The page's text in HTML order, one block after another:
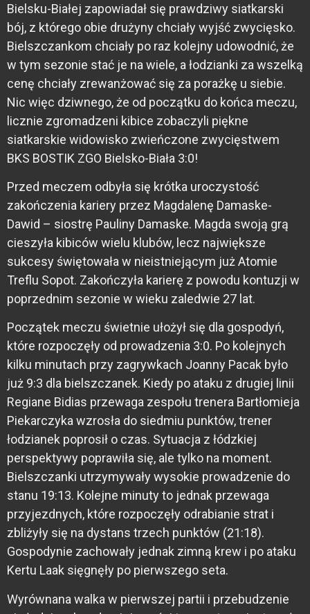
Bielsku-Białej zapowiadał się prawdziwy siatkarski
bój, z którego obie drużyny chciały wyjść zwycięsko.
Bielszczankom chciały po raz kolejny udowodnić, że
w tym sezonie stać je na wiele, a łodzianki za wszelką
cenę chciały zrewanżować się za porażkę u siebie.
Nic więc dziwnego, że od początku do końca meczu,
licznie zgromadzeni kibice zobaczyli piękne
siatkarskie widowisko zwieńczone zwycięstwem
BKS BOSTIK ZGO Bielsko-Biała 3:0!
Przed meczem odbyła się krótka uroczystość
zakończenia kariery przez Magdalenę Damaske-
Dawid – siostrę Pauliny Damaske. Magda swoją grą
cieszyła kibiców wielu klubów, lecz największe
sukcesy świętowała w nieistniejącym już Atomie
Treflu Sopot. Zakończyła karierę z powodu kontuzji w
poprzednim sezonie w wieku zaledwie 27 lat.
Początek meczu świetnie ułożył się dla gospodyń,
które rozpoczęły od prowadzenia 3:0. Po kolejnych
kilku minutach przy zagrywkach Joanny Pacak było
już 9:3 dla bielszczanek. Kiedy po ataku z drugiej linii
Regiane Bidias przewaga zespołu trenera Bartłomieja
Piekarczyka wzrosła do siedmiu punktów, trener
łodzianek poprosił o czas. Sytuacja z łódzkiej
perspektywy poprawiła się, ale tylko na moment.
Bielszczanki utrzymywały wysokie prowadzenie do
stanu 19:13. Kolejne minuty to jednak przewaga
przyjezdnych, które rozpoczęły odrabianie strat i
zbliżyły się na dystans trzech punktów (21:18).
Gospodynie zachowały jednak zimną krew i po ataku
Kertu Laak sięgnęły po pierwszego seta.
Wyrównana walka w pierwszej partii i przebudzenie